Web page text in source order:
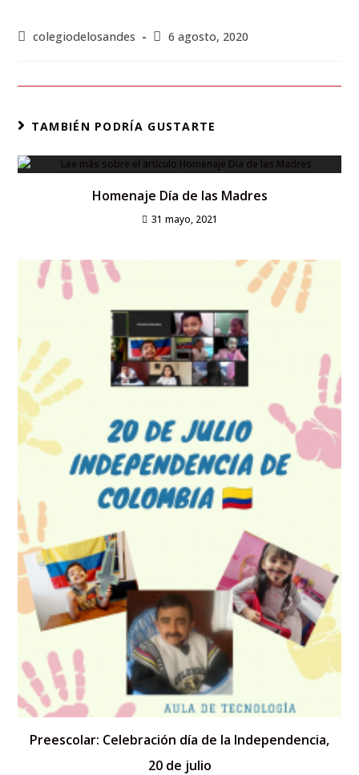
colegiodelosandes 6 agosto, 2020
TAMBIÉN PODRÍA GUSTARTE
Homenaje Día de las Madres
31 mayo, 2021
Preescolar: Celebración día de la Independencia,
20 de julio